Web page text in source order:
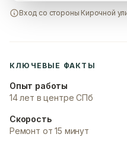
Вход со стороны Кирочной
КЛЮЧЕВЫЕ ФАКТЫ
Опыт работы
14 лет в центре СПб
Скорость
Ремонт от 15 минут